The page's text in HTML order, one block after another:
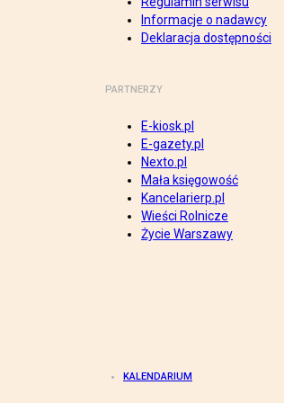
Informacje o nadawcy
Deklaracja dostępności
PARTNERZY
E-kiosk.pl
E-gazety.pl
Nexto.pl
Mała księgowość
Kancelarierp.pl
Wieści Rolnicze
Życie Warszawy
KALENDARIUM